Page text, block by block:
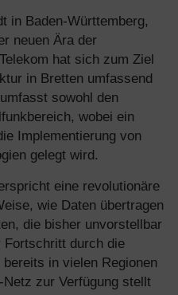
in Baden-Württemberg,
neuen Ära der
hat sich zum Ziel
in Bretten umfassend
sowohl den
wobei ein
Implementierung von
gelegt wird.
eine revolutionäre
wie Daten übertragen
die bisher unvorstellbar
Fortschritt durch die
in vielen Regionen
zur Verfügung stellt